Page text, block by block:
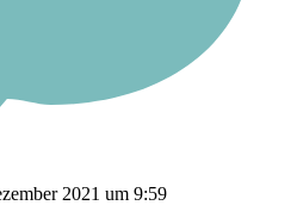
2021 um 9:59